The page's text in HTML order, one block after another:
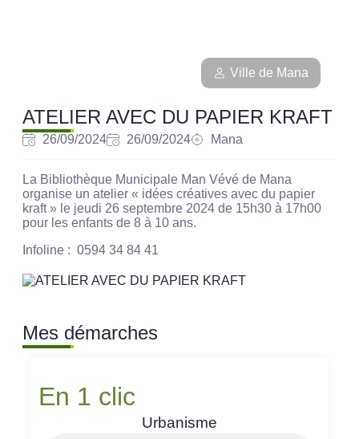
Ville de Mana
ATELIER AVEC DU PAPIER KRAFT
26/09/2024 26/09/2024 Mana
La Bibliothèque Municipale Man Vévé de Mana
organise un atelier « idées créatives avec du papier
kraft » le jeudi 26 septembre 2024 de 15h30 à 17h00
pour les enfants de 8 à 10 ans.
Infoline : 0594 34 84 41
Mes démarches
En 1 clic
Urbanisme